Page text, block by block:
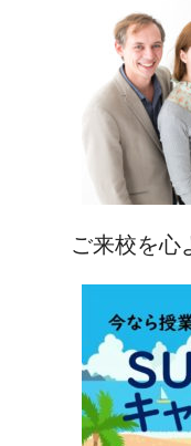
ご来校を心